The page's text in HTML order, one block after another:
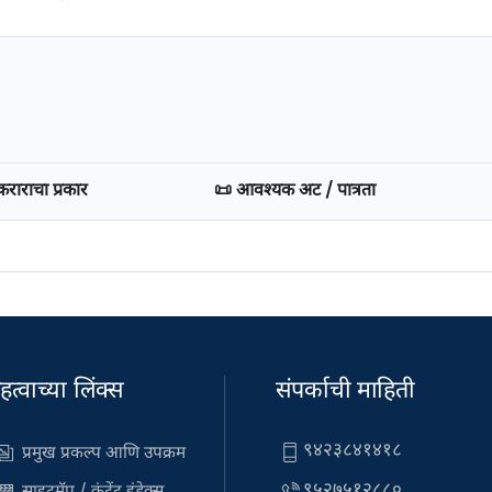
प्रकार 📜 आवश्यक अट / पात्रता
लिंक्स
प्रमुख प्रकल्प आणि उपक्रम
संपर्काची माहिती
९४२३८४१४१८